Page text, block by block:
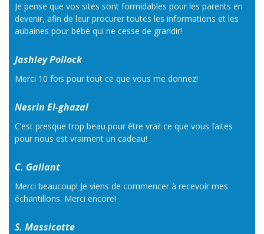
Je pense que vos sites sont formidables pour les parents en
devenir, afin de leur procurer toutes les informations et les
aubaines pour bébé qui ne cesse de grandir!
Jashley Pollock
Merci 10 fois pour tout ce que vous me donnez!
Nesrin El-ghazal
C’est presque trop beau pour être vrai! ce que vous faites
pour nous est vraiment un cadeau!
C. Gallant
Merci beaucoup! Je viens de commencer à recevoir mes
échantillons. Merci encore!
S. Massicotte